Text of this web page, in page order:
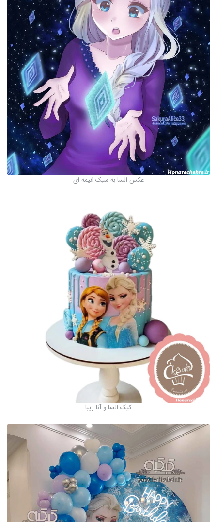
عکس السا به سبک انیمه ای
کیک السا و آنا زیبا